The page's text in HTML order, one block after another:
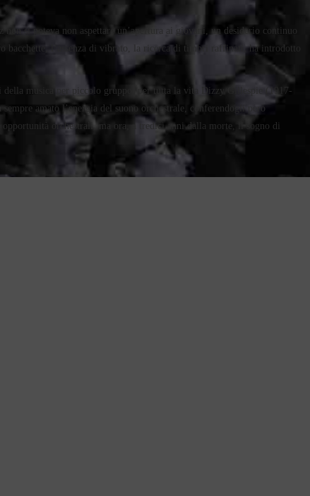
si poteva non aspettare un’apertura ai giovani, un desiderio continuo
bacchette, l’assenza di vibrato, la ricerca di timbri raffinati, ha introdotto
musica per piccolo gruppo, per tutta la vita Dizzy Gillespie (1917-
amato l’energia del suono orchestrale, conferendogli però
orchestrali, ma ora, a tredici anni dalla morte, il sogno di